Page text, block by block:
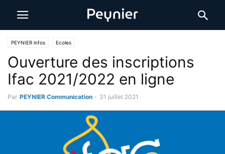
PEYNIER infos Ecoles
Ouverture des inscriptions
Ifac 2021/2022 en ligne
Par PEYNIER Communication - 31 juillet 2021